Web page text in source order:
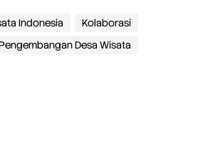
Indonesia
Kolaborasi
Desa Wisata